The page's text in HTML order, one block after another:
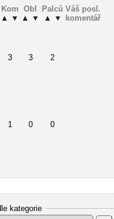
Kom
▲ ▼
Obl
▲ ▼
Palců
▲ ▼
Váš posl.
komentář
3 3 2
1 0 0
kategorie